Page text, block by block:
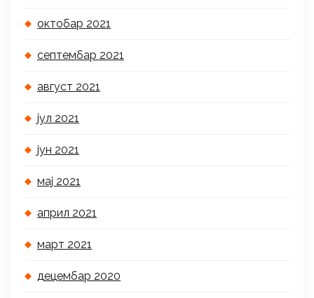
октобар 2021
септембар 2021
август 2021
јул 2021
јун 2021
мај 2021
април 2021
март 2021
децембар 2020